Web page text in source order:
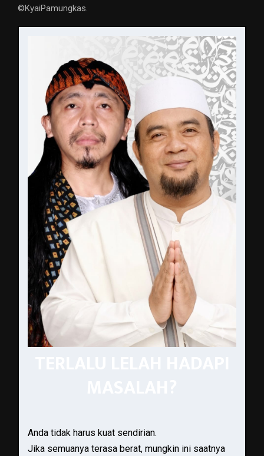
©️KyaiPamungkas.
Anda tidak harus kuat sendirian.
Jika semuanya terasa berat, mungkin ini saatnya